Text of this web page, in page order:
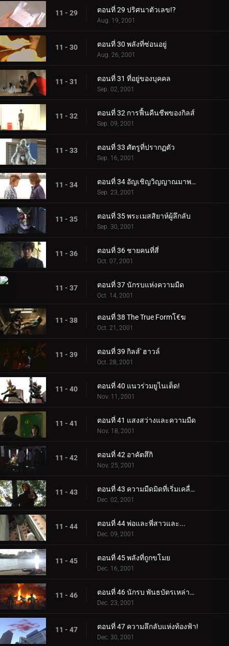
11 - 29 ตอนที่ 29 ปริศนาตัวเลข!?
Aug. 19, 2001
11 - 30 ตอนที่ 30 พลังที่ซ่อนอยู่
Aug. 26, 2001
11 - 31 ตอนที่ 31 ที่อยู่ของบุคคล
Sep. 02, 2001
11 - 32 ตอนที่ 32 การฟื้นคืนชีพของกิลส์
Sep. 09, 2001
11 - 33 ตอนที่ 33 ศัตรูที่ปรากฏตัว
Sep. 16, 2001
11 - 34 ตอนที่ 34 อัญเชิญวิญญาณมาพบกัน
Sep. 23, 2001
11 - 35 ตอนที่ 35 พระเมสสิยาห์ผู้ลึกลับ
Sep. 30, 2001
11 - 36 ตอนที่ 36 ชายคนที่สี่
Oct. 07, 2001
11 - 37 ตอนที่ 37 นักรบแห่งความมืด
Oct. 14, 2001
11 - 38 ตอนที่ 38 The True Formโ€ฆ
Oct. 21, 2001
11 - 39 ตอนที่ 39 กิลส์' ฮาวล์
Oct. 28, 2001
11 - 40 ตอนที่ 40 แนวร่วมยูไนเต็ด!
Nov. 11, 2001
11 - 41 ตอนที่ 41 แสงสว่างและความมืด
Nov. 18, 2001
11 - 42 ตอนที่ 42 อาคัตสึกิ
Nov. 25, 2001
11 - 43 ตอนที่ 43 ความมืดมิดที่เริ่มเคลื่อนไหว
Dec. 02, 2001
11 - 44 ตอนที่ 44 พ่อและพี่สาวและ...
Dec. 09, 2001
11 - 45 ตอนที่ 45 พลังที่ถูกขโมย
Dec. 16, 2001
11 - 46 ตอนที่ 46 นักรบ พันธบัตรเหล่านั้น
Dec. 23, 2001
11 - 47 ตอนที่ 47 ความลึกลับแห่งท้องฟ้า!
Dec. 30, 2001